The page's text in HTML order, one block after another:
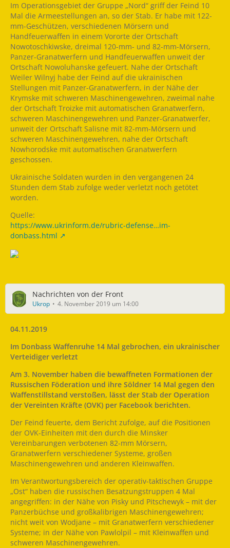
Im Operationsgebiet der Gruppe „Nord“ griff der Feind 10
Mal die Armeestellungen an, so der Stab. Er habe mit 122-
mm-Geschützen, verschiedenen Mörsern und
Handfeuerwaffen in einem Vororte der Ortschaft
Nowotoschkiwske, dreimal 120-mm- und 82-mm-Mörsern,
Panzer-Granatwerfern und Handfeuerwaffen unweit der
Ortschaft Nowoluhanske gefeuert. Nahe der Ortschaft
Weiler Wilnyj habe der Feind auf die ukrainischen
Stellungen mit Panzer-Granatwerfern, in der Nähe der
Krymske mit schweren Maschinengewehren, zweimal nahe
der Ortschaft Troizke mit automatischen Granatwerfern,
schweren Maschinengewehren und Panzer-Granatwerfer,
unweit der Ortschaft Salisne mit 82-mm-Mörsern und
schweren Maschinengewehren, nahe der Ortschaft
Nowhorodske mit automatischen Granatwerfern
geschossen.
Ukrainische Soldaten wurden in den vergangenen 24
Stunden dem Stab zufolge weder verletzt noch getötet
worden.
Quelle:
https://www.ukrinform.de/rubric-defense…im-
donbass.html
Nachrichten von der Front
Ukrop 4. November 2019 um 14:00
04.11.2019
Im Donbass Waffenruhe 14 Mal gebrochen, ein ukrainischer
Verteidiger verletzt
Am 3. November haben die bewaffneten Formationen der
Russischen Föderation und ihre Söldner 14 Mal gegen den
Waffenstillstand verstoßen, lässt der Stab der Operation
der Vereinten Kräfte (OVK) per Facebook berichten.
Der Feind feuerte, dem Bericht zufolge, auf die Positionen
der OVK-Einheiten mit den durch die Minsker
Vereinbarungen verbotenen 82-mm Mörsern,
Granatwerfern verschiedener Systeme, großen
Maschinengewehren und anderen Kleinwaffen.
Im Verantwortungsbereich der operativ-taktischen Gruppe
„Ost“ haben die russischen Besatzungstruppen 4 Mal
angegriffen: in der Nähe von Pisky und Pitschewyk – mit der
Panzerbüchse und großkalibrigen Maschinengewehren;
nicht weit von Wodjane – mit Granatwerfern verschiedener
Systeme; in der Nähe von Pawlolpil – mit Kleinwaffen und
schweren Maschinengewehren.